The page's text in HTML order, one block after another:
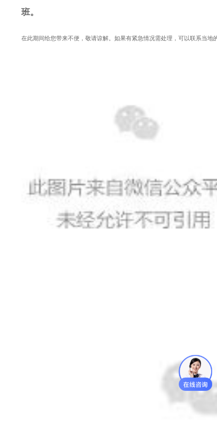
班。
在此期间给您带来不便，敬请谅解。如果有紧急情况需处理，可以联系当